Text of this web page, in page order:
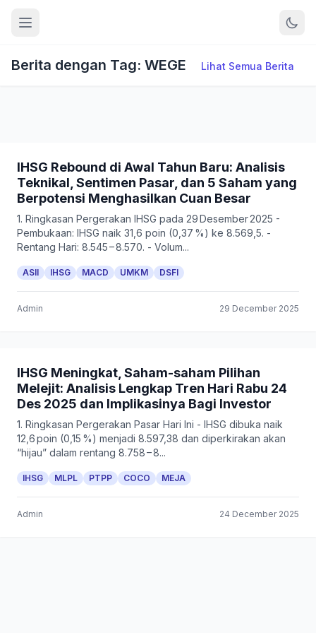
Berita dengan Tag: WEGE Lihat Semua Berita
IHSG Rebound di Awal Tahun Baru: Analisis
Teknikal, Sentimen Pasar, dan 5 Saham yang
Berpotensi Menghasilkan Cuan Besar
1. Ringkasan Pergerakan IHSG pada 29 Desember 2025 -
Pembukaan: IHSG naik 31,6 poin (0,37 %) ke 8.569,5. -
Rentang Hari: 8.545 – 8.570. - Volum...
ASII IHSG MACD UMKM DSFI
Admin 29 December 2025
IHSG Meningkat, Saham-saham Pilihan
Melejit: Analisis Lengkap Tren Hari Rabu 24
Des 2025 dan Implikasinya Bagi Investor
1. Ringkasan Pergerakan Pasar Hari Ini - IHSG dibuka naik
12,6 poin (0,15 %) menjadi 8.597,38 dan diperkirakan akan
“hijau” dalam rentang 8.758 – 8...
IHSG MLPL PTPP COCO MEJA
Admin 24 December 2025